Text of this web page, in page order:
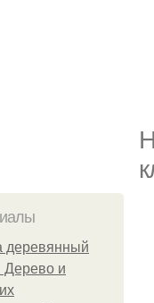
деревянный
Дерево и